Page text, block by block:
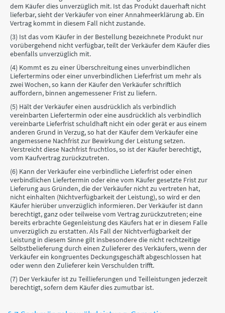
dem Käufer dies unverzüglich mit. Ist das Produkt dauerhaft nicht
lieferbar, sieht der Verkäufer von einer Annahmeerklärung ab. Ein
Vertrag kommt in diesem Fall nicht zustande.
(3) Ist das vom Käufer in der Bestellung bezeichnete Produkt nur
vorübergehend nicht verfügbar, teilt der Verkäufer dem Käufer dies
ebenfalls unverzüglich mit.
(4) Kommt es zu einer Überschreitung eines unverbindlichen
Liefertermins oder einer unverbindlichen Lieferfrist um mehr als
zwei Wochen, so kann der Käufer den Verkäufer schriftlich
auffordern, binnen angemessener Frist zu liefern.
(5) Hält der Verkäufer einen ausdrücklich als verbindlich
vereinbarten Liefertermin oder eine ausdrücklich als verbindlich
vereinbarte Lieferfrist schuldhaft nicht ein oder gerät er aus einem
anderen Grund in Verzug, so hat der Käufer dem Verkäufer eine
angemessene Nachfrist zur Bewirkung der Leistung setzen.
Verstreicht diese Nachfrist fruchtlos, so ist der Käufer berechtigt,
vom Kaufvertrag zurückzutreten.
(6) Kann der Verkäufer eine verbindliche Lieferfrist oder einen
verbindlichen Liefertermin oder eine vom Käufer gesetzte Frist zur
Lieferung aus Gründen, die der Verkäufer nicht zu vertreten hat,
nicht einhalten (Nichtverfügbarkeit der Leistung), so wird er den
Käufer hierüber unverzüglich informieren. Der Verkäufer ist dann
berechtigt, ganz oder teilweise vom Vertrag zurückzutreten; eine
bereits erbrachte Gegenleistung des Käufers hat er in diesem Falle
unverzüglich zu erstatten. Als Fall der Nichtverfügbarkeit der
Leistung in diesem Sinne gilt insbesondere die nicht rechtzeitige
Selbstbelieferung durch einen Zulieferer des Verkäufers, wenn der
Verkäufer ein kongruentes Deckungsgeschäft abgeschlossen hat
oder wenn den Zulieferer kein Verschulden trifft.
(7) Der Verkäufer ist zu Teillieferungen und Teilleistungen jederzeit
berechtigt, sofern dem Käufer dies zumutbar ist.